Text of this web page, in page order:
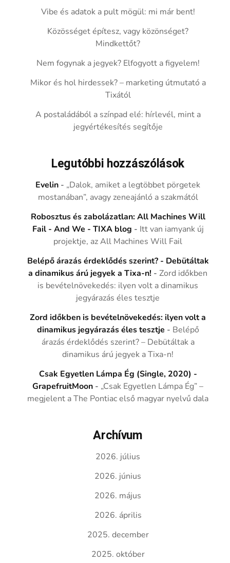
Vibe és adatok a pult mögül: mi már bent!
Közösséget építesz, vagy közönséget?
Mindkettőt?
Nem fogynak a jegyek? Elfogyott a figyelem!
Mikor és hol hirdessek? – marketing útmutató a
Tixától
A postaládából a színpad elé: hírlevél, mint a
jegyértékesítés segítője
Legutóbbi hozzászólások
Evelin - „Dalok, amiket a legtöbbet pörgetek
mostanában”, avagy zeneajánló a szakmától
Robosztus és zabolázatlan: All Machines Will
Fail - And We - TIXA blog - Itt van iamyank új
projektje, az All Machines Will Fail
Belépő árazás érdeklődés szerint? - Debütáltak
a dinamikus árú jegyek a Tixa-n! -Zord időkben
is bevételnövekedés: ilyen volt a dinamikus
jegyárazás éles tesztje
Zord időkben is bevételnövekedés: ilyen volt a
dinamikus jegyárazás éles tesztje - Belépő
árazás érdeklődés szerint? – Debütáltak a
dinamikus árú jegyek a Tixa-n!
Csak Egyetlen Lámpa Ég (Single, 2020) -
GrapefruitMoon - „Csak Egyetlen Lámpa Ég” –
megjelent a The Pontiac első magyar nyelvű dala
Archívum
2026. július
2026. június
2026. május
2026. április
2025. december
2025. október